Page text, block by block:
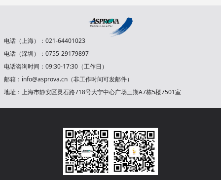
电话（上海）：021-64401023
电话（深圳）：0755-29179897
电话咨询时间：09:30-17:30（工作日）
邮箱：info@asprova.cn（非工作时间可发邮件）
地址：上海市静安区灵石路718号大宁中心广场三期A7栋5楼7501室